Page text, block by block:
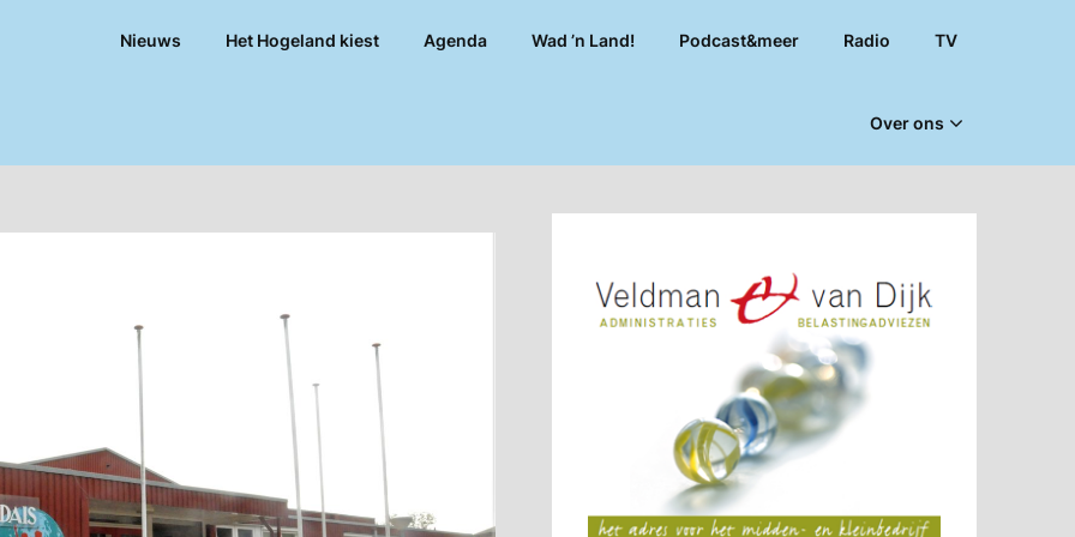
Nieuws Het Hogeland kiest Agenda Wad ’n Land! Podcast&meer Radio TV
Over ons